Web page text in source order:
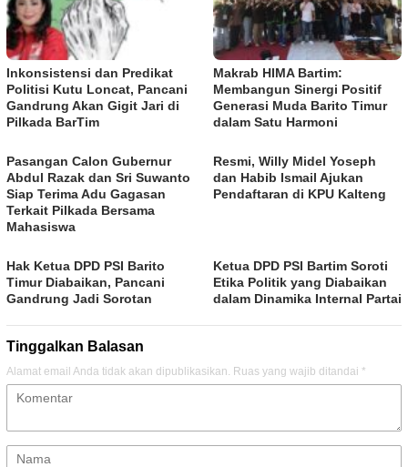
Inkonsistensi dan Predikat
Politisi Kutu Loncat, Pancani
Gandrung Akan Gigit Jari di
Pilkada BarTim
Makrab HIMA Bartim:
Membangun Sinergi Positif
Generasi Muda Barito Timur
dalam Satu Harmoni
Pasangan Calon Gubernur
Abdul Razak dan Sri Suwanto
Siap Terima Adu Gagasan
Terkait Pilkada Bersama
Mahasiswa
Resmi, Willy Midel Yoseph
dan Habib Ismail Ajukan
Pendaftaran di KPU Kalteng
Hak Ketua DPD PSI Barito
Timur Diabaikan, Pancani
Gandrung Jadi Sorotan
Ketua DPD PSI Bartim Soroti
Etika Politik yang Diabaikan
dalam Dinamika Internal Partai
Tinggalkan Balasan
Alamat email Anda tidak akan dipublikasikan. Ruas yang wajib ditandai *